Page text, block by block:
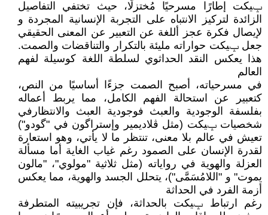
ݒيكت إطارًا مسرحيًا مُختزلًا، حيث تختفي التفاصيل
الزائدة لتركيز الانتباه على التجربة الإنسانية المجردة و
لإيصال فكرة عجز أللغة عن التعبير عن المعنى الحقيقي
جعل ݒيكت حواراته مليئة بالتكرار والتناقضات والصمت.
هذا يعكس النقد الحداثوي لسلطة اللغة كوسيلة لفهم
العالم
في مسرحياته، أصبح الصمت جزءًا أساسيًا من النص،
كتعبير عن استحالة الفهم الكامل، مما يربط أعماله
بفلسفة الوجودية والعبث فوجودية العبث والانتظارفي
شخصيات ݒيكت (مثل ڤلاديمير وإستراگون في "گودو")
تعيش في عالم بلا معنى، تنتظر ما لا يأتي، وهو استعارة
لقدرة الإنسان على الصمود رغم غياب الغاية أما مسألة
العزلة والهوية في رواياته (مثل ثلاثية "مولوي"، "مالون
يموت" و "اللامُسَمَّى")، يتحلل الجسد والهوية، مما يعكس
أزمة الفرد في الحداثة
رغم ارتباط ݒيكت بالحداثة، فإن تجريبيته المتطرفة